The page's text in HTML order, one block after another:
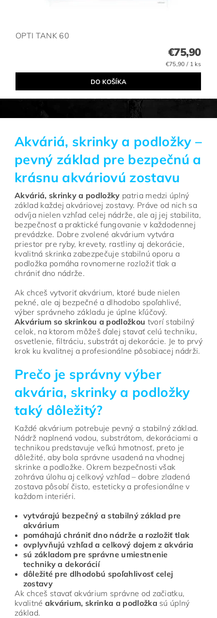
OPTI TANK 60
€75,90
€75,90 / 1 ks
Akváriá, skrinky a podložky –
pevný základ pre bezpečnú a
krásnu akváriovú zostavu
Akváriá, skrinky a podložky patria medzi úplný
základ každej akváriovej zostavy. Práve od nich sa
odvíja nielen vzhľad celej nádrže, ale aj jej stabilita,
bezpečnosť a praktické fungovanie v každodennej
prevádzke. Dobre zvolené akvárium vytvára
priestor pre ryby, krevety, rastliny aj dekorácie,
kvalitná skrinka zabezpečuje stabilnú oporu a
podložka pomáha rovnomerne rozložiť tlak a
chrániť dno nádrže.
Ak chceš vytvoriť akvárium, ktoré bude nielen
pekné, ale aj bezpečné a dlhodobo spoľahlivé,
výber správneho základu je úplne kľúčový.
Akvárium so skrinkou a podložkou tvorí stabilný
celok, na ktorom môžeš ďalej stavať celú techniku,
osvetlenie, filtráciu, substrát aj dekorácie. Je to prvý
krok ku kvalitnej a profesionálne pôsobiacej nádrži.
Prečo je správny výber
akvária, skrinky a podložky
taký dôležitý?
Každé akvárium potrebuje pevný a stabilný základ.
Nádrž naplnená vodou, substrátom, dekoráciami a
technikou predstavuje veľkú hmotnosť, preto je
dôležité, aby bola správne usadená na vhodnej
skrinke a podložke. Okrem bezpečnosti však
zohráva úlohu aj celkový vzhľad – dobre zladená
zostava pôsobí čisto, esteticky a profesionálne v
každom interiéri.
vytvárajú bezpečný a stabilný základ pre
akvárium
pomáhajú chrániť dno nádrže a rozložiť tlak
ovplyvňujú vzhľad a celkový dojem z akvária
sú základom pre správne umiestnenie
techniky a dekorácií
dôležité pre dlhodobú spoľahlivosť celej
zostavy
Ak chceš stavať akvárium správne od začiatku,
kvalitné akvárium, skrinka a podložka sú úplný
základ.